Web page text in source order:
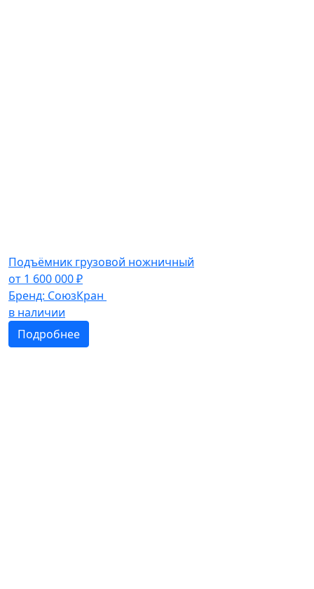
Подъёмник грузовой ножничный
от 1 600 000₽
Бренд: СоюзКран
в наличии
Подробнее